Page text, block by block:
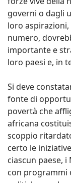
governi o dagli
loro
numero,
importante e
loro paesi e, in
Si deve
fonte di
povertà che
africana
scoppio
certo le
ciascun paese,
con programmi